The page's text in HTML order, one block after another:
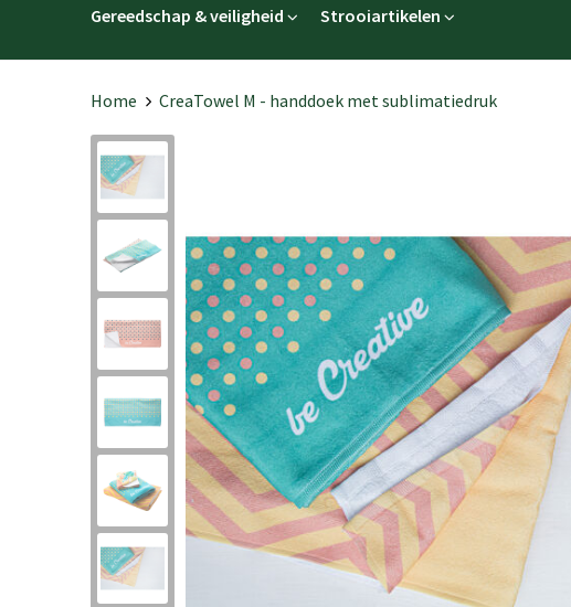
Gereedschap & veiligheid Strooiartikelen
Home CreaTowel M - handdoek met sublimatiedruk